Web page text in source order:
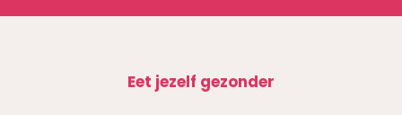
Eet jezelf gezonder